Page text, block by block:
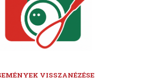
VISSZANÉZÉSE